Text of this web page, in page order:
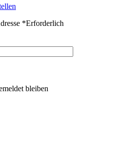
*Erforderlich
bleiben